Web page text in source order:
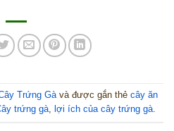
Trứng Gàvà được gắn thẻ cây ăn
trứng gà, lợi ích của cây trứng gà.